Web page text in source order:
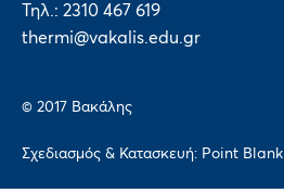
Τηλ.: 2310 467 619
thermi@vakalis.edu.gr
© 2017 Bακάλης
Σχεδιασμός & Κατασκευή: Point Blank